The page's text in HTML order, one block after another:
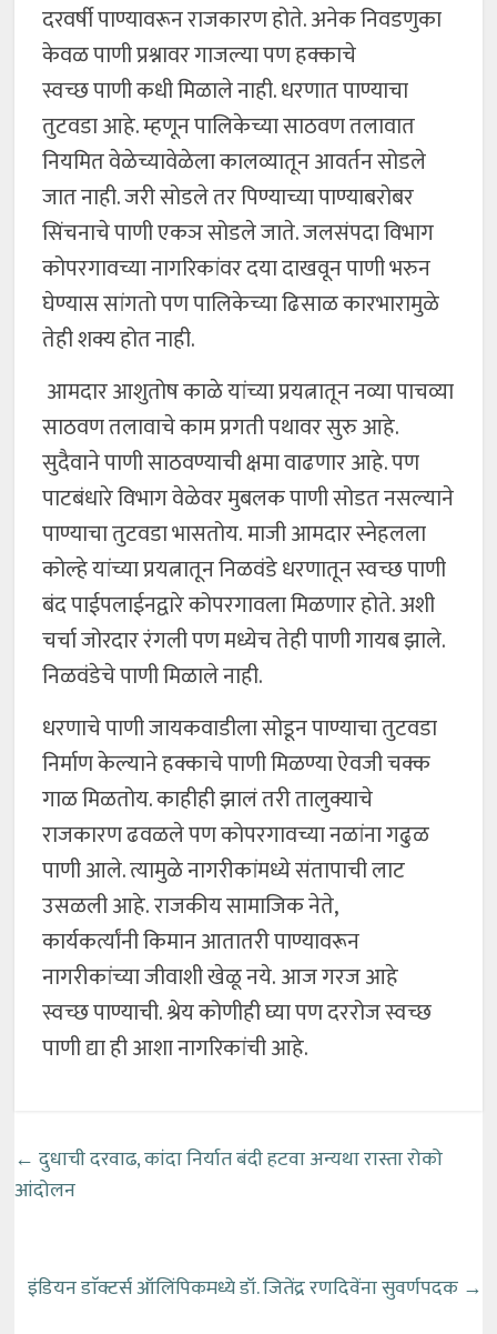
दरवर्षी पाण्यावरून राजकारण होते. अनेक निवडणुका
केवळ पाणी प्रश्नावर गाजल्या पण हक्काचे
स्वच्छ पाणी कधी मिळाले नाही. धरणात पाण्याचा
तुटवडा आहे. म्हणून पालिकेच्या साठवण तलावात
नियमित वेळेच्यावेळेला कालव्यातून आवर्तन सोडले
जात नाही. जरी सोडले तर पिण्याच्या पाण्याबरोबर
सिंचनाचे पाणी एकञ सोडले जाते. जलसंपदा विभाग
कोपरगावच्या नागरिकांवर दया दाखवून पाणी भरुन
घेण्यास सांगतो पण पालिकेच्या ढिसाळ कारभारामुळे
तेही शक्य होत नाही.
आमदार आशुतोष काळे यांच्या प्रयत्नातून नव्या पाचव्या
साठवण तलावाचे काम प्रगती पथावर सुरु आहे.
सुदैवाने पाणी साठवण्याची क्षमा वाढणार आहे. पण
पाटबंधारे विभाग वेळेवर मुबलक पाणी सोडत नसल्याने
पाण्याचा तुटवडा भासतोय. माजी आमदार स्नेहलला
कोल्हे यांच्या प्रयत्नातून निळवंडे धरणातून स्वच्छ पाणी
बंद पाईपलाईनद्वारे कोपरगावला मिळणार होते. अशी
चर्चा जोरदार रंगली पण मध्येच तेही पाणी गायब झाले.
निळवंडेचे पाणी मिळाले नाही.
धरणाचे पाणी जायकवाडीला सोडून पाण्याचा तुटवडा
निर्माण केल्याने हक्काचे पाणी मिळण्या ऐवजी चक्क
गाळ मिळतोय. काहीही झालं तरी तालुक्याचे
राजकारण ढवळले पण कोपरगावच्या नळांना गढुळ
पाणी आले. त्यामुळे नागरीकांमध्ये संतापाची लाट
उसळली आहे. राजकीय सामाजिक नेते,
कार्यकर्त्यांनी किमान आतातरी पाण्यावरून
नागरीकांच्या जीवाशी खेळू नये. आज गरज आहे
स्वच्छ पाण्याची. श्रेय कोणीही घ्या पण दररोज स्वच्छ
पाणी द्या ही आशा नागरिकांची आहे.
← दुधाची दरवाढ, कांदा निर्यात बंदी हटवा अन्यथा रास्ता रोको
आंदोलन
इंडियन डाॅक्टर्स ऑलिंपिकमध्ये डॉ. जितेंद्र रणदिवेंना सुवर्णपदक →